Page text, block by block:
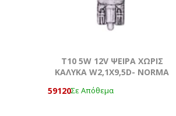
T10 5W 12V ΨΕΙΡΑ ΧΩΡΙΣ
ΚΑΛΥΚΑ W2,1X9,5D- NORMA
59120Σε Απόθεμα